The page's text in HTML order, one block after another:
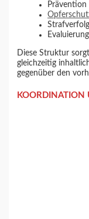
Prävention
Diese Struktur
gleichzeitig
gegenüber den
KOORDINATION